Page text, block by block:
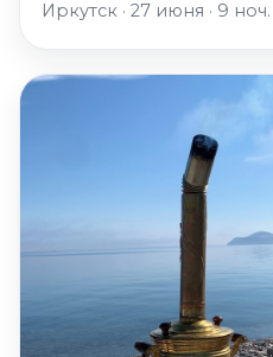
Иркутск · 27 июня · 9 ноч.